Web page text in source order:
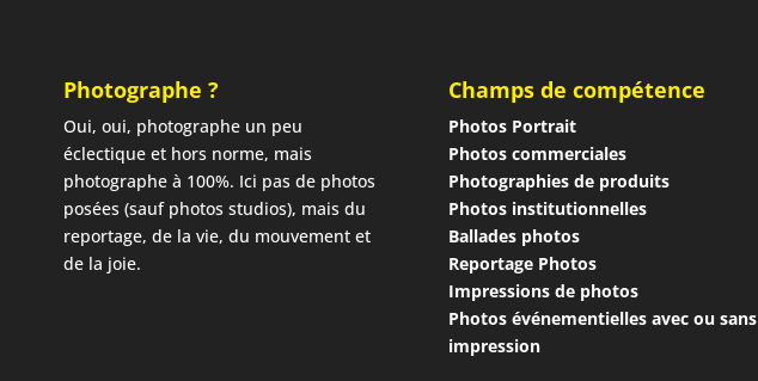
Photographe ?
Oui, oui, photographe un peu
éclectique et hors norme, mais
photographe à 100%. Ici pas de photos
posées (sauf photos studios), mais du
reportage, de la vie, du mouvement et
de la joie.
Champs de compétence
Photos Portrait
Photos commerciales
Photographies de produits
Photos institutionnelles
Ballades photos
Reportage Photos
Impressions de photos
Photos événementielles avec ou sans
impression